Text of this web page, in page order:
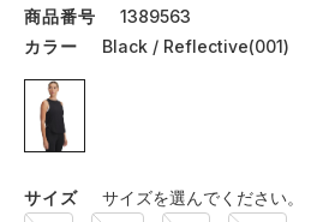
商品番号
1389563
カラー
Black / Reflective(001)
サイズ サイズを選んでください。